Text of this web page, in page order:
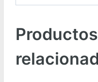
Productos